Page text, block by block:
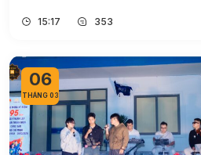
15:17 353
06
THÁNG 03